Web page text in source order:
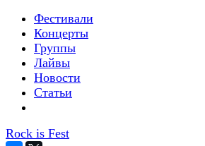
Фестивали
Концерты
Группы
Лайвы
Новости
Статьи
Rock is Fest